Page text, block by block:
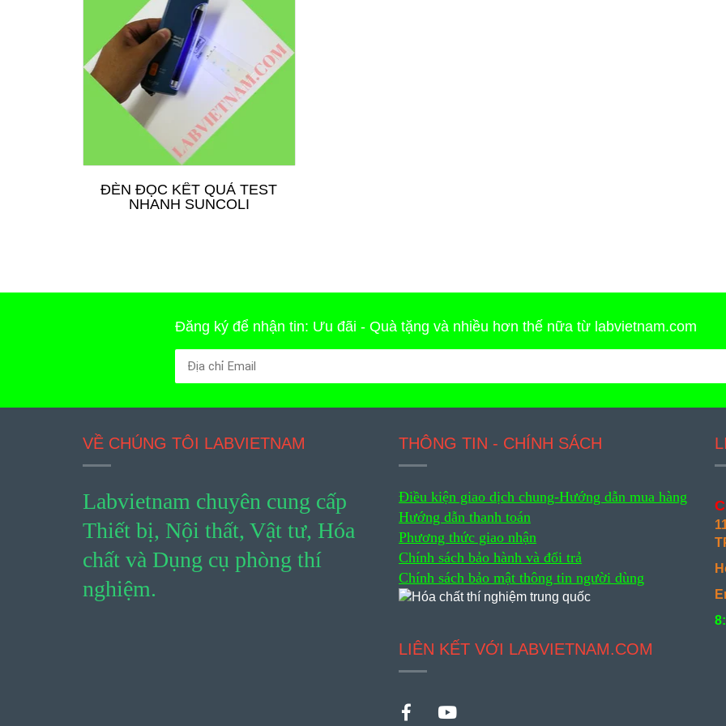
ĐÈN ĐỌC KẾT QUẢ TEST
NHANH SUNCOLI
Đăng ký để nhận tin: Ưu đãi - Quà tặng và nhiều hơn thế nữa từ labvietnam.com
VỀ CHÚNG TÔI LABVIETNAM
Labvietnam chuyên cung cấp
Thiết bị, Nội thất, Vật tư, Hóa
chất và Dụng cụ phòng thí
nghiệm.
THÔNG TIN - CHÍNH SÁCH
Điều kiện giao dịch chung-Hướng dẫn mua hàng
Hướng dẫn thanh toán
Phương thức giao nhận
Chính sách bảo hành và đổi trả
Chính sách bảo mật thông tin người dùng
LIÊN KẾT VỚI LABVIETNAM.COM